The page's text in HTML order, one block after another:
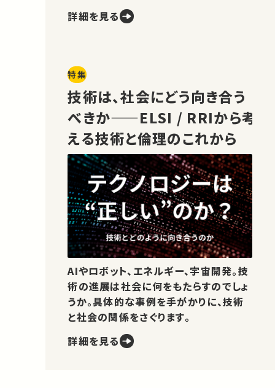
詳細を見る
特集
技術は、社会にどう向き合う
べきか——ELSI / RRIから考
える技術と倫理のこれから
AIやロボット、エネルギー、宇宙開発。技
術の進展は社会に何をもたらすのでしょ
うか。具体的な事例を手がかりに、技術
と社会の関係をさぐります。
詳細を見る